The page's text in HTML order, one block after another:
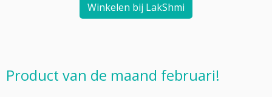
Winkelen bij LakShmi
Product van de maand februari!